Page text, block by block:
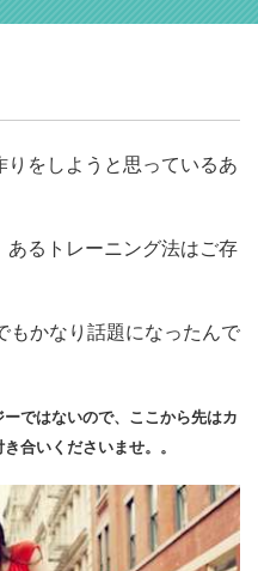
をしようと思っているあ
るトレーニング法はご存
もかなり話題になったんで
ではないので、ここから先はカ
合いくださいませ。。